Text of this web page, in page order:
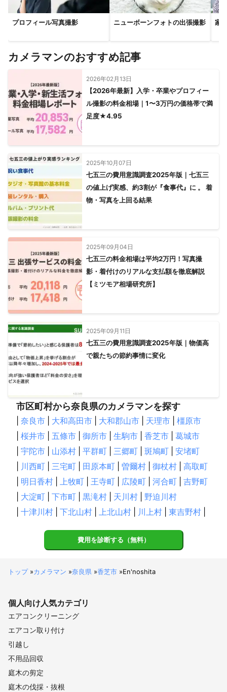
プロフィール写真撮影 ニューボーンフォトの出張撮影 家
カメラマンのおすすめ記事
2026年02月13日
【2026年最新】入学・卒業やプロフィー
ル撮影の料金相場｜1〜3万円の価格帯で満
足度★4.95
2025年10月07日
七五三の費用意識調査2025年版｜七五三
の値上げ実感、約3割が『食事代』に 。 着
物・写真を上回る結果
2025年09月04日
七五三の料金相場は平均2万円！写真撮
影・着付けのリアルな支払額を徹底解説
【ミツモア相場研究所】
2025年09月11日
七五三の費用意識調査2025年版｜物価高
で親たちの節約事情に変化
市区町村から奈良県のカメラマンを探す
奈良市 大和高田市 大和郡山市 天理市
橿原市
桜井市 五條市 御所市 生駒市 香芝市
葛城市
宇陀市 山添村 平群町 三郷町 斑鳩町
安堵町
川西町 三宅町 田原本町 曽爾村 御杖村
高取町
明日香村 上牧町 王寺町 広陵町 河合町
吉野町
大淀町 下市町 黒滝村 天川村
野迫川村
十津川村 下北山村 上北山村 川上村 東吉野村
費用を診断する（無料）
トップ»カメラマン »奈良県 »香芝市 »En'noshita
個人向け人気カテゴリ
エアコンクリーニング
エアコン取り付け
引越し
不用品回収
庭木の剪定
庭木の伐採・抜根